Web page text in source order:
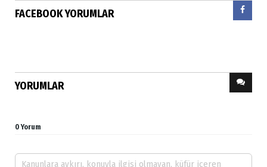
FACEBOOK YORUMLAR
YORUMLAR
0 Yorum